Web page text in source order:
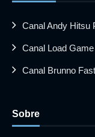
Canal Andy Hitsu
Canal Load Game
Canal Brunno Fast
Sobre